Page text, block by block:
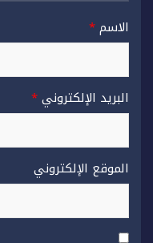
الاسم*
البريد الإلكتروني*
الموقع الإلكتروني